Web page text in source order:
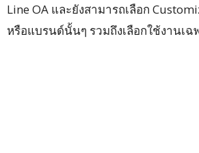
Line OA และยังสามารถเลือก
หรือแบรนด์นั้นๆ รวมถึงเลือกใช้งานเฉ